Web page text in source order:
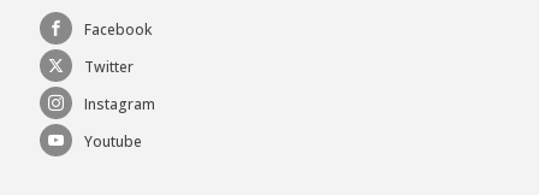
Facebook
Twitter
Instagram
Youtube